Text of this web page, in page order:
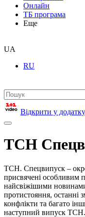
Онлайн
ТБ програма
Еще
UA
RU
Відкрити у додатку
ТСН
ТСН. Спецвипуск –
присвячені особливим
найсвіжішими
протистояння, останні
конфлікти та багато
наступний випуск ТСН.